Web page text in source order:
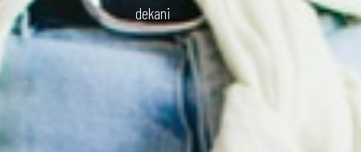
dekani